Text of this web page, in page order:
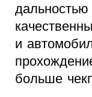
дальностью
и
больше